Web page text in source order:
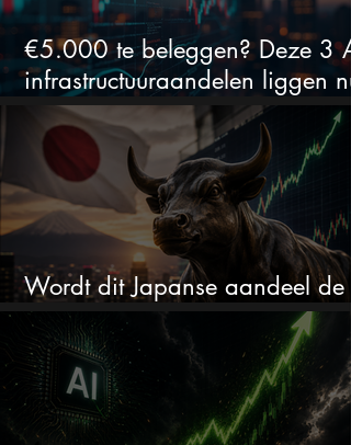
€5.000 te beleggen? Deze 3
infrastructuuraandelen liggen nu
in de uitverkoop
Wordt dit Japanse aandeel de
comeback kid van 2026?